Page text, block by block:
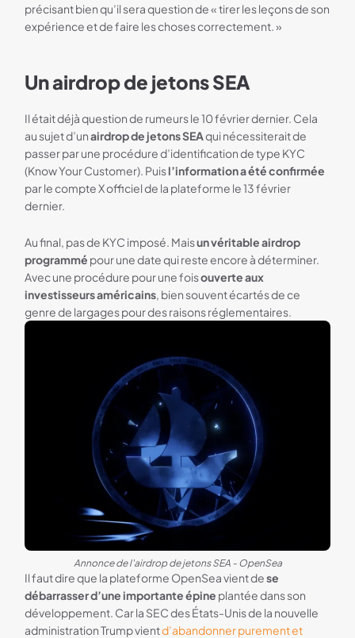
précisant bien qu’il sera question de « tirer les leçons de son
expérience et de faire les choses correctement. »
Un airdrop de jetons SEA
Il était déjà question de rumeurs le 10 février dernier. Cela
au sujet d’unairdrop de jetons SEAqui nécessiterait de
passer par une procédure d’identification de type KYC
(Know Your Customer). Puisl’information a été confirmée
par le compte X officiel de la plateforme le 13 février
dernier.
Au final, pas de KYC imposé. Maisun véritable airdrop
programmé pour une date qui reste encore à déterminer.
Avec une procédure pour une foisouverte aux
investisseurs américains, bien souvent écartés de ce
genre de largages pour des raisons réglementaires.
Annonce de l'airdrop de jetons SEA - OpenSea
Il faut dire que la plateforme OpenSea vient dese
débarrasser d’une importante épine plantée dans son
développement. Car la SEC des États-Unis de la nouvelle
administration Trump vientd’abandonner purement et